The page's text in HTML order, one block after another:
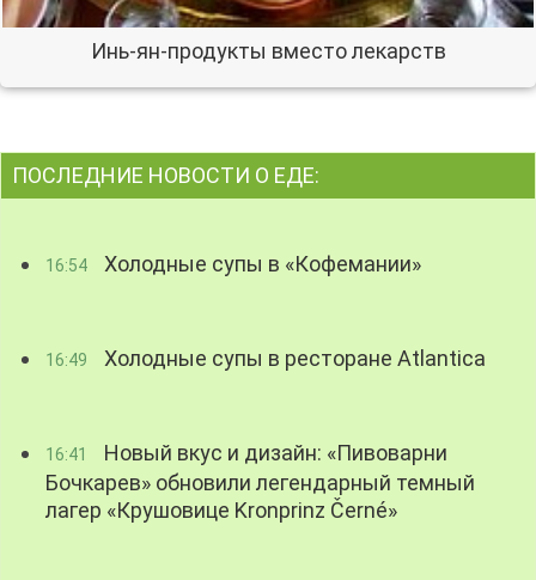
Инь-ян-продукты вместо лекарств
ПОСЛЕДНИЕ НОВОСТИ О ЕДЕ:
16:54 Холодные супы в «Кофемании»
16:49 Холодные супы в ресторане Atlantica
16:41
Новый вкус и дизайн: «Пивоварни
Бочкарев» обновили легендарный темный
лагер «Крушовице Kronprinz Černé»